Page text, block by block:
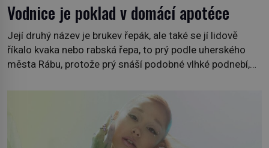
Vodnice je poklad v domácí apotéce
Její druhý název je brukev řepák, ale také se jí lidově
říkalo kvaka nebo rabská řepa, to prý podle uherského
města Rábu, protože prý snáší podobné vlhké podnebí,
někdy i v obchodech. Její bulvy jsou bílé, nahoře někdy